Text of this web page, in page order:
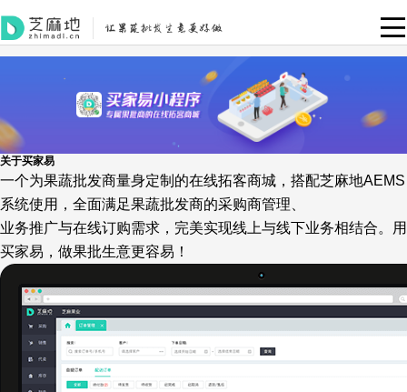
关于买家易
一个为果蔬批发商量身定制的在线拓客商城，搭配芝麻地AEMS
系统使用，全面满足果蔬批发商的采购商管理、
业务推广与在线订购需求，完美实现线上与线下业务相结合。用
买家易，做果批生意更容易！